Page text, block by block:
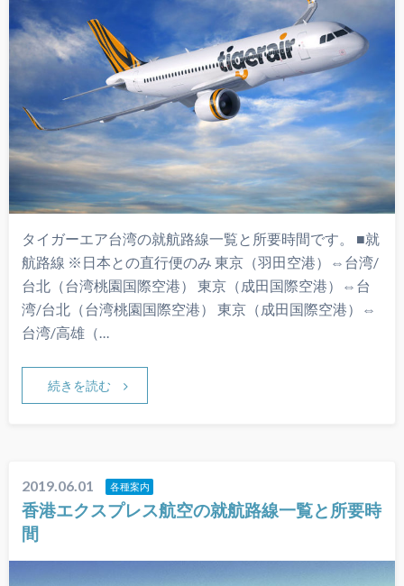
タイガーエア台湾の就航路線一覧と所要時間です。 ■就
航路線 ※日本との直行便のみ 東京（羽田空港）⇔台湾/
台北（台湾桃園国際空港） 東京（成田国際空港）⇔台
湾/台北（台湾桃園国際空港） 東京（成田国際空港）⇔
台湾/高雄（…
続きを読む
2019.06.01 各種案内
香港エクスプレス航空の就航路線一覧と所要時
間